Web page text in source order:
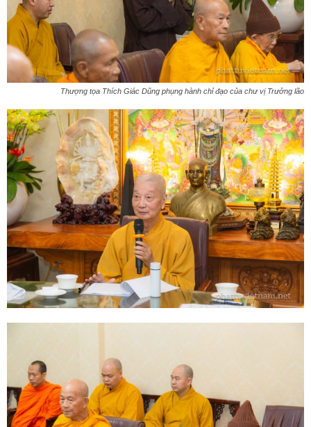
Thượng tọa Thích Giác Dũng phụng hành chỉ đạo của chư vị Trưởng lão